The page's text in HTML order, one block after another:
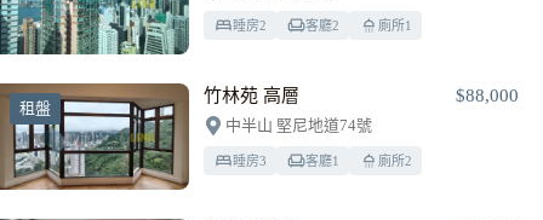
睡房2 客廳2 廁所1
租盤
竹林苑 高層 $88,000
中半山 堅尼地道74號
睡房3 客廳1 廁所2